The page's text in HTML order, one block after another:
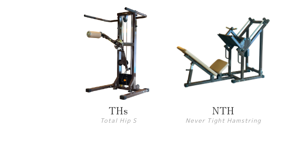
THs
Total Hip S
NTH
Never Tight Hamstring